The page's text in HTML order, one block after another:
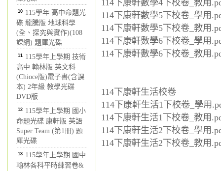
10 115學年 高中命題光
碟 龍騰版 地球科學
(全、探究與實作)(108
課綱) 題庫光碟
11 115學年上學期 技術
高中 翰林版 英文科
(Chioce版)電子書(含課
本) 2年級 教學光碟
DVD版
12 115學年上學期 國小
命題光碟 康軒版 英語
Super Team (第1冊) 題
庫光碟
13 115學年上學期 國中
翰林各科平時練習卷&
114下康軒數學4下校卷_教用
114下康軒數學5下校卷_學用
114下康軒數學5下校卷_教用
114下康軒數學6下校卷_學用
114下康軒數學6下校卷_教用
114下康軒生活校卷
114下康軒生活1下校卷_學用
114下康軒生活1下校卷_教用
114下康軒生活2下校卷_學用
114下康軒生活2下校卷_教用